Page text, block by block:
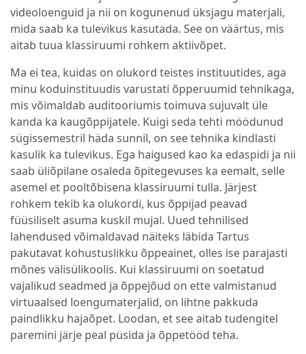
videoloenguid ja nii on kogunenud üksjagu materjali,
mida saab ka tulevikus kasutada. See on väärtus, mis
aitab tuua klassiruumi rohkem aktiivõpet.
Ma ei tea, kuidas on olukord teistes instituutides, aga
minu koduinstituudis varustati õpperuumid tehnikaga,
mis võimaldab auditooriumis toimuva sujuvalt üle
kanda ka kaugõppijatele. Kuigi seda tehti möödunud
sügissemestril häda sunnil, on see tehnika kindlasti
kasulik ka tulevikus. Ega haigused kao ka edaspidi ja nii
saab üliõpilane osaleda õpitegevuses ka eemalt, selle
asemel et pooltõbisena klassiruumi tulla. Järjest
rohkem tekib ka olukordi, kus õppijad peavad
füüsiliselt asuma kuskil mujal. Uued tehnilised
lahendused võimaldavad näiteks läbida Tartus
pakutavat kohustuslikku õppeainet, olles ise parajasti
mõnes välisülikoolis. Kui klassiruumi on soetatud
vajalikud seadmed ja õppejõud on ette valmistanud
virtuaalsed loengumaterjalid, on lihtne pakkuda
paindlikku hajaõpet. Loodan, et see aitab tudengitel
paremini järje peal püsida ja õppetööd teha.